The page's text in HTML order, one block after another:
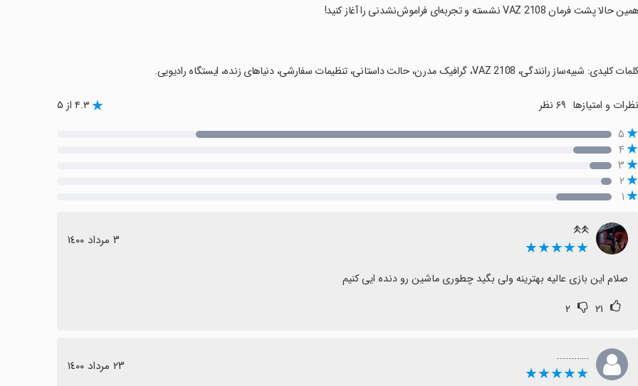
‏همین حالا پشت فرمان VAZ 2108 نشسته و تجربه‌ای فراموش‌نشدنی را آغاز کنید!
‏کلمات کلیدی: شبیه‌ساز رانندگی، VAZ 2108، گرافیک مدرن، حالت داستانی، تنظیمات سفارشی، دنیاهای زنده، ایستگاه رادیویی.
نظرات و امتیازها ۴.۳ از ۵
۵
۴
۳
۲
۱
𖤹𖤹
★★★★★ ٣ مرداد ١٤٠٠
صلام این بازی عالیه بهترینه ولی بگید چطوری ماشین رو دنده ایی کنیم
۲۱ ۲
.…....…..
★★★★★ ٢٣ مرداد ١٤٠٠